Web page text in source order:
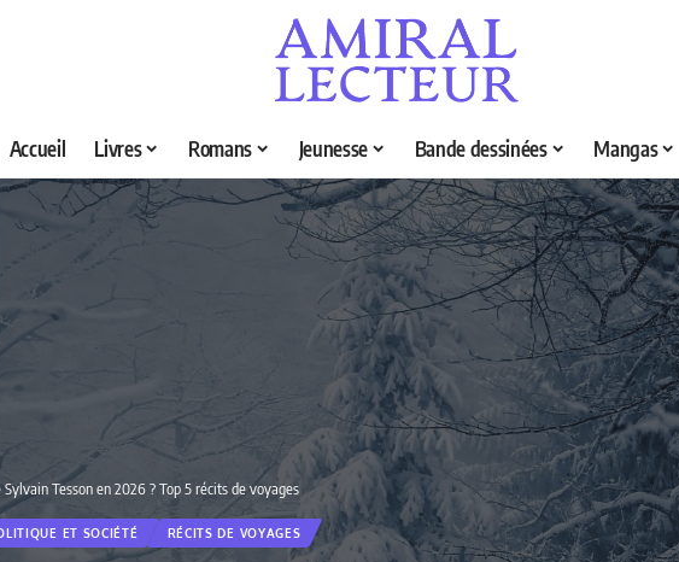
Accueil Livres Romans Jeunesse Bande dessinées Mangas
Tesson en 2026 ? Top 5 récits de voyages
ET SOCIÉTÉ RÉCITS DE VOYAGES